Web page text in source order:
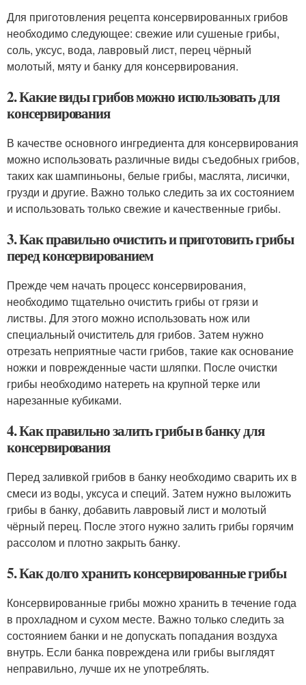
Для приготовления рецепта консервированных грибов
необходимо следующее: свежие или сушеные грибы,
соль, уксус, вода, лавровый лист, перец чёрный
молотый, мяту и банку для консервирования.
2. Какие виды грибов можно использовать для
консервирования
В качестве основного ингредиента для консервирования
можно использовать различные виды съедобных грибов,
таких как шампиньоны, белые грибы, маслята, лисички,
грузди и другие. Важно только следить за их состоянием
и использовать только свежие и качественные грибы.
3. Как правильно очистить и приготовить грибы
перед консервированием
Прежде чем начать процесс консервирования,
необходимо тщательно очистить грибы от грязи и
листвы. Для этого можно использовать нож или
специальный очиститель для грибов. Затем нужно
отрезать неприятные части грибов, такие как основание
ножки и поврежденные части шляпки. После очистки
грибы необходимо натереть на крупной терке или
нарезанные кубиками.
4. Как правильно залить грибы в банку для
консервирования
Перед заливкой грибов в банку необходимо сварить их в
смеси из воды, уксуса и специй. Затем нужно выложить
грибы в банку, добавить лавровый лист и молотый
чёрный перец. После этого нужно залить грибы горячим
рассолом и плотно закрыть банку.
5. Как долго хранить консервированные грибы
Консервированные грибы можно хранить в течение года
в прохладном и сухом месте. Важно только следить за
состоянием банки и не допускать попадания воздуха
внутрь. Если банка повреждена или грибы выглядят
неправильно, лучше их не употреблять.